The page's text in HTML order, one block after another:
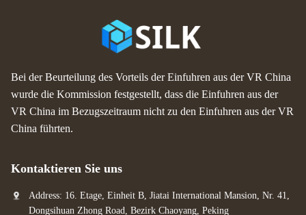
Bei der Beurteilung des Vorteils der Einfuhren aus der VR China
wurde die Kommission festgestellt, dass die Einfuhren aus der
VR China im Bezugszeitraum nicht zu den Einfuhren aus der VR
China führten.
Kontaktieren Sie uns
Address: 16. Etage, Einheit B, Jiatai International Mansion, Nr. 41,
Dongsihuan Zhong Road, Bezirk Chaoyang, Peking